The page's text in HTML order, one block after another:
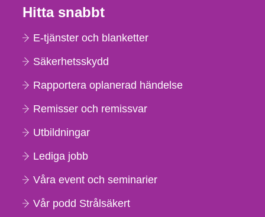
Hitta snabbt
E-tjänster och blanketter
Säkerhetsskydd
Rapportera oplanerad händelse
Remisser och remissvar
Utbildningar
Lediga jobb
Våra event och seminarier
Vår podd Strålsäkert